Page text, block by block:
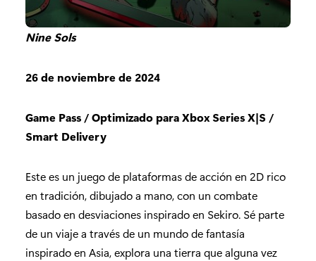
Nine Sols
26 de noviembre de 2024
Game Pass / Optimizado para Xbox Series X|S /
Smart Delivery
Este es un juego de plataformas de acción en 2D rico
en tradición, dibujado a mano, con un combate
basado en desviaciones inspirado en Sekiro. Sé parte
de un viaje a través de un mundo de fantasía
inspirado en Asia, explora una tierra que alguna vez